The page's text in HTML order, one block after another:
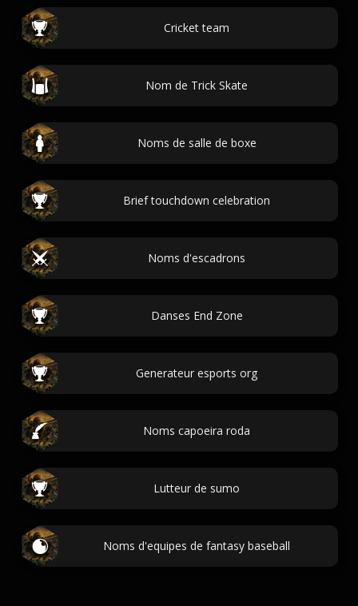
Cricket team
Nom de Trick Skate
Noms de salle de boxe
Brief touchdown celebration
Noms d'escadrons
Danses End Zone
Generateur esports org
Noms capoeira roda
Lutteur de sumo
Noms d'equipes de fantasy baseball